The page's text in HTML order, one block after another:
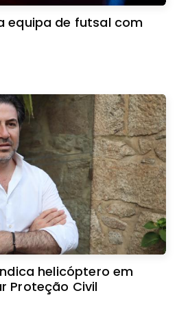
equipa de futsal com
helicóptero em
Proteção Civil